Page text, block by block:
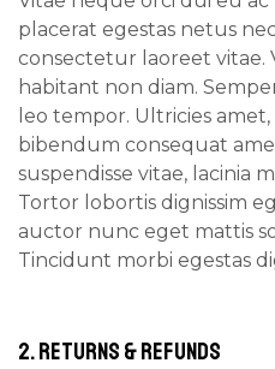
placerat egestas netus
consectetur laoreet vitae.
habitant non diam.
leo tempor. Ultricies amet,
bibendum consequat
suspendisse vitae, lacinia
Tortor lobortis dignissim
auctor nunc eget mattis
Tincidunt morbi egestas
2. RETURNS & REFUNDS